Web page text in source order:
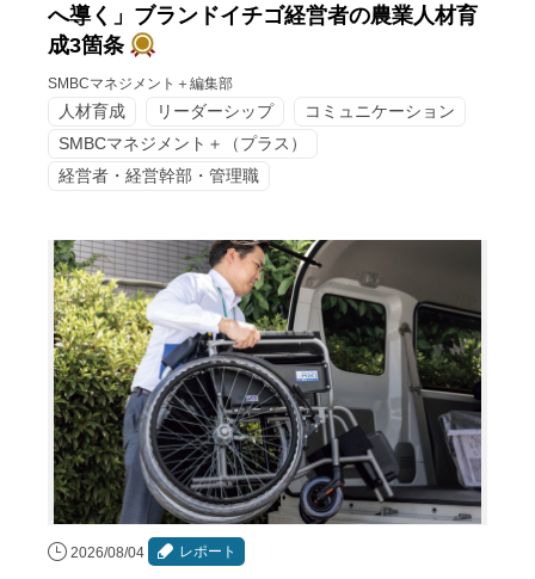
へ導く」ブランドイチゴ経営者の農業人材育
成3箇条
SMBCマネジメント＋編集部
人材育成 リーダーシップ
コミュニケーション
SMBCマネジメント＋（プラス）
経営者・経営幹部・管理職
2026/08/04 レポート